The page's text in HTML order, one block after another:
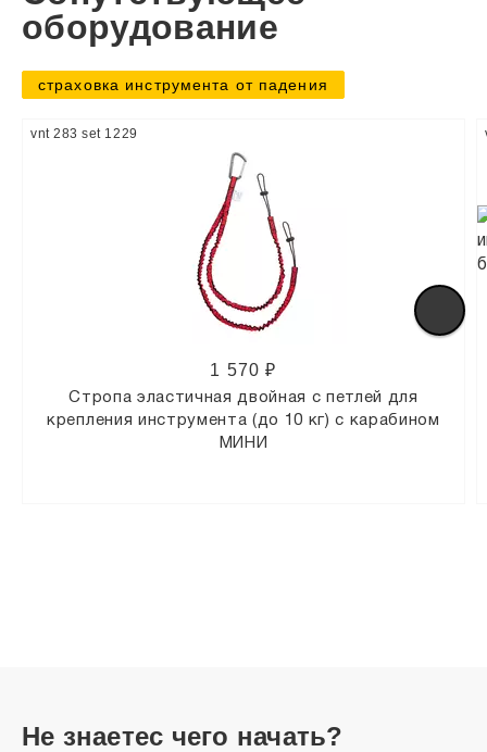
оборудование
страховка инструмента от падения
vnt 283 set 1229
1 570 ₽
Стропа эластичная двойная с петлей для
крепления инструмента (до 10 кг) с карабином
МИНИ
Не знаетес чего начать?